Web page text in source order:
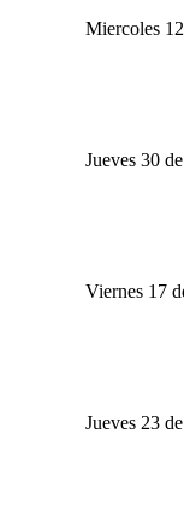
Miercoles
Jueves 30
Viernes 17
Jueves 23